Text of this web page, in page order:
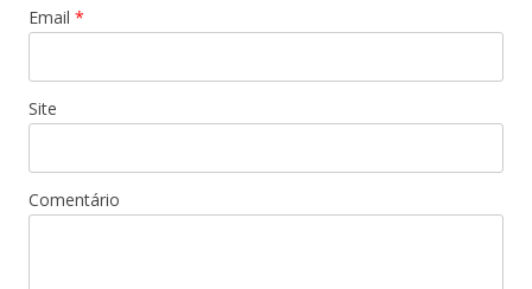
Email *
Site
Comentário